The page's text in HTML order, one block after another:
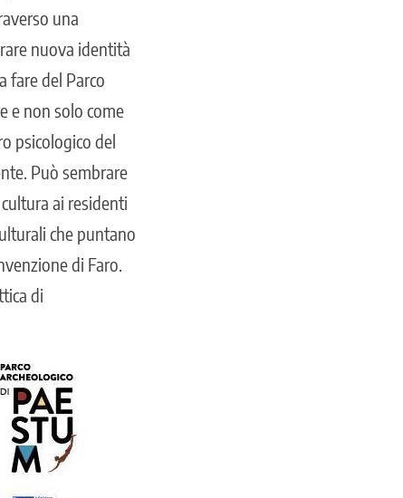
una
nuova identità
fare del Parco
e non solo come
psicologico del
Può sembrare
ai residenti
che puntano
di Faro.
di